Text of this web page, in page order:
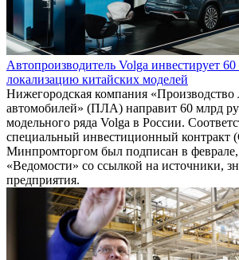
Автопроизводитель Volga инвестирует
локализацию китайских моделей
Нижегородская компания «Производство
автомобилей» (ПЛА) направит 60 млрд
модельного ряда Volga в России.
специальный инвестиционный
Минпромторгом был подписан в
«Ведомости» со ссылкой на источники,
предприятия.